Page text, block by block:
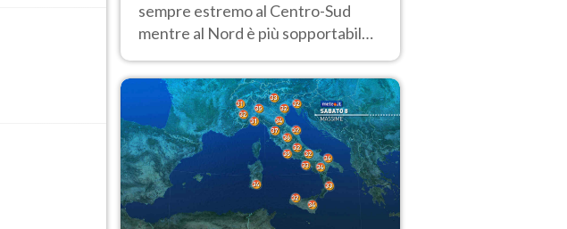
sempre estremo al Centro-Sud
mentre al Nord è più sopportabile
calore sui rilievi.